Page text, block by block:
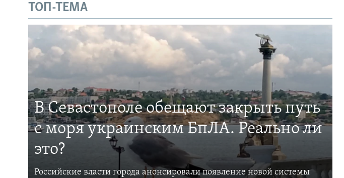
ТОП-ТЕМА
В Севастополе обещают закрыть путь
с моря украинским БпЛА. Реально ли
это?
Российские власти города анонсировали появление новой системы